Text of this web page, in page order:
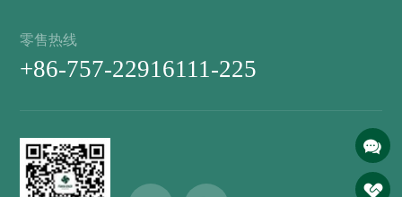
零售热线
+86-757-22916111-225